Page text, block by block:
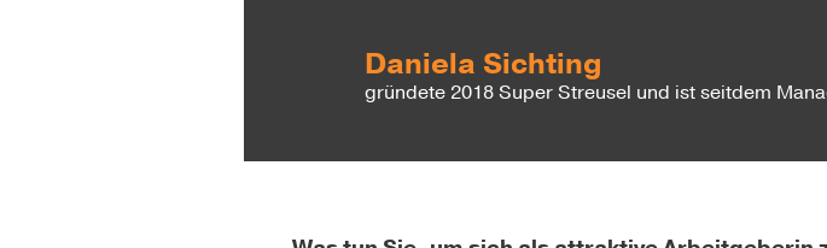
Daniela Sichting
gründete 2018 Super Streusel und ist seitdem